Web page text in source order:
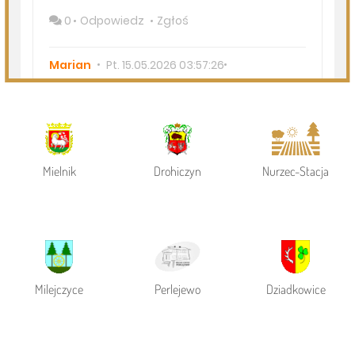
Mielnik Drohiczyn Nurzec-Stacja
Milejczyce Perlejewo Dziadkowice